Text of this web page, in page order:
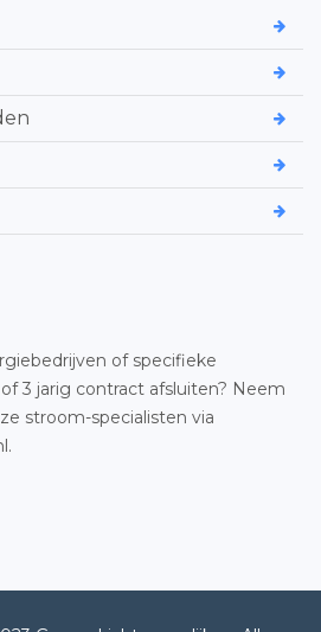
of specifieke
3 jarig contract afsluiten? Neem
stroom-specialisten via